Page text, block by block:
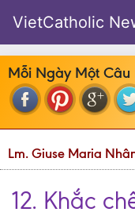
VietCatholic
Mỗi Ngày Một Câu
Lm. Giuse Maria
12. Khắc